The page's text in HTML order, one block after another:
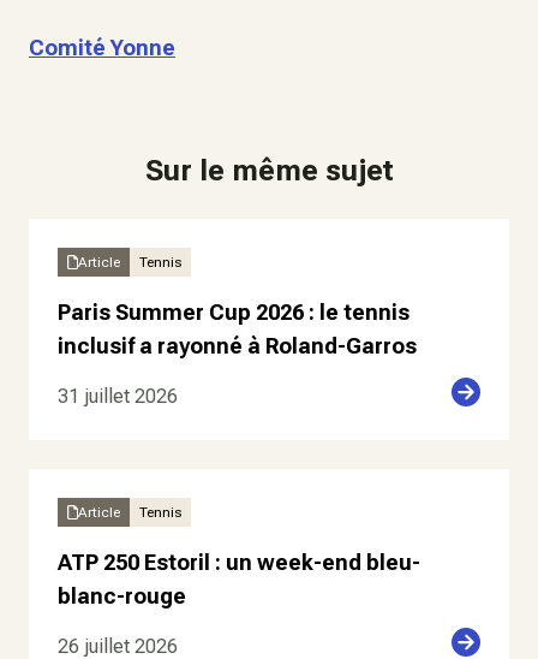
Comité Yonne
Sur le même sujet
Article Tennis
Paris Summer Cup 2026 : le tennis
inclusif a rayonné à Roland-Garros
31 juillet 2026
Article Tennis
ATP 250 Estoril : un week-end bleu-
blanc-rouge
26 juillet 2026